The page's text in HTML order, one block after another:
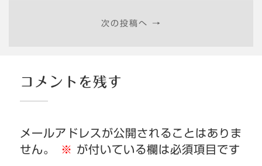
次の投稿へ →
コメントを残す
メールアドレスが公開されることはありま
せん。
※ が付いている欄は必須項目です